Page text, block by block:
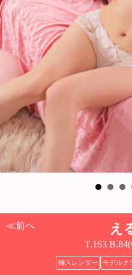
≪前へ え
T.163
極スレンダー モデルク